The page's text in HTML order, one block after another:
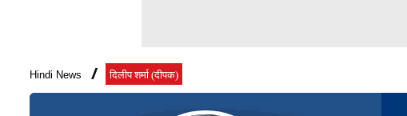
Hindi News दिलीप शर्मा (दीपक)